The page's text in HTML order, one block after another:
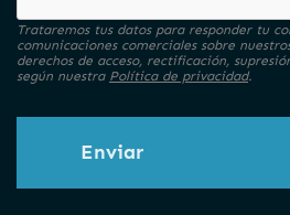
Trataremos tus datos para responder tu
comunicaciones comerciales sobre
derechos de acceso, rectificación,
según nuestra Política de privacidad.
Enviar